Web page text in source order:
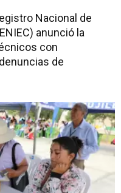
Nacional de
anunció la
con
de